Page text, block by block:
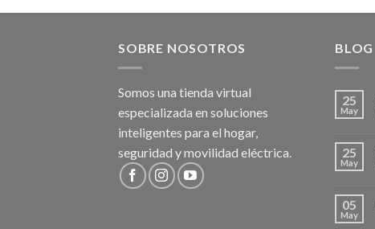
SOBRE NOSOTROS
Somos una tienda virtual
especializada en soluciones
inteligentes para el hogar,
seguridad y movilidad eléctrica.
BLOG
25
May
25
May
05
May